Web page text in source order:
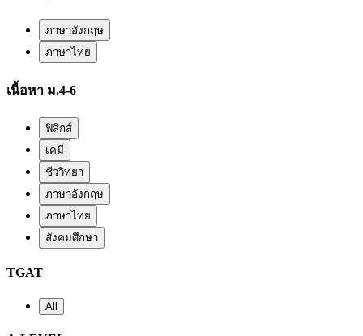
ภาษาอังกฤษ
ภาษาไทย
เนื้อหา ม.4-6
ฟิสิกส์
เคมี
ชีววิทยา
ภาษาอังกฤษ
ภาษาไทย
สังคมศึกษา
TGAT
All